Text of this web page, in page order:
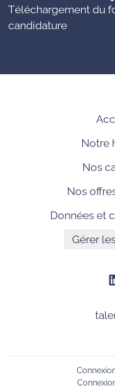
Téléchargement du
candidature
Notre
Nos
Nos
Données et
Gérer